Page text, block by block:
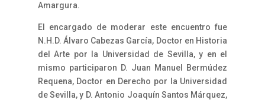
Amargura.
El encargado de moderar este encuentro fue
N.H.D. Álvaro Cabezas García, Doctor en Historia
del Arte por la Universidad de Sevilla, y en el
mismo participaron D. Juan Manuel Bermúdez
Requena, Doctor en Derecho por la Universidad
de Sevilla, y D. Antonio Joaquín Santos Márquez,